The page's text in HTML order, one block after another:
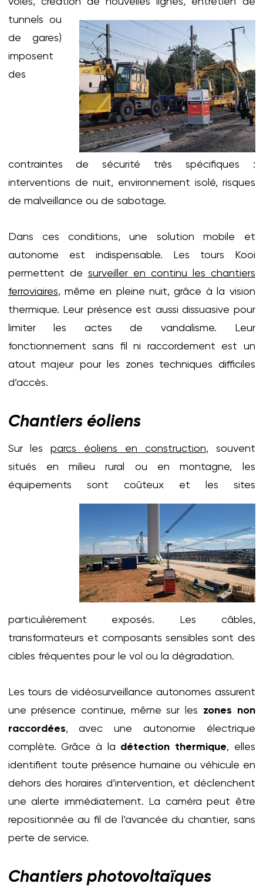
tunnels ou
de gares)
imposent
des
contraintes de sécurité très spécifiques :
interventions de nuit, environnement isolé, risques
de malveillance ou de sabotage.
Dans ces conditions, une solution mobile et
autonome est indispensable. Les tours Kooi
permettent de surveiller en continu les chantiers
ferroviaires, même en pleine nuit, grâce à la vision
thermique. Leur présence est aussi dissuasive pour
limiter les actes de vandalisme. Leur
fonctionnement sans fil ni raccordement est un
atout majeur pour les zones techniques difficiles
d’accès.
Chantiers éoliens
Sur lesparcs éoliens en construction, souvent
situés en milieu rural ou en montagne, les
équipements sont coûteux et les sites
particulièrement exposés. Les câbles,
transformateurs et composants sensibles sont des
cibles fréquentes pour le vol ou la dégradation.
Les tours de vidéosurveillance autonomes assurent
une présence continue, même sur les zones non
raccordées, avec une autonomie électrique
complète. Grâce à la détection thermique, elles
identifient toute présence humaine ou véhicule en
dehors des horaires d’intervention, et déclenchent
une alerte immédiatement. La caméra peut être
repositionnée au fil de l’avancée du chantier, sans
perte de service.
Chantiers photovoltaïques